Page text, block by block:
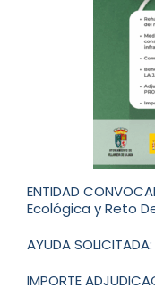
ENTIDAD
Ecológica y Reto
AYUDA
IMPORTE